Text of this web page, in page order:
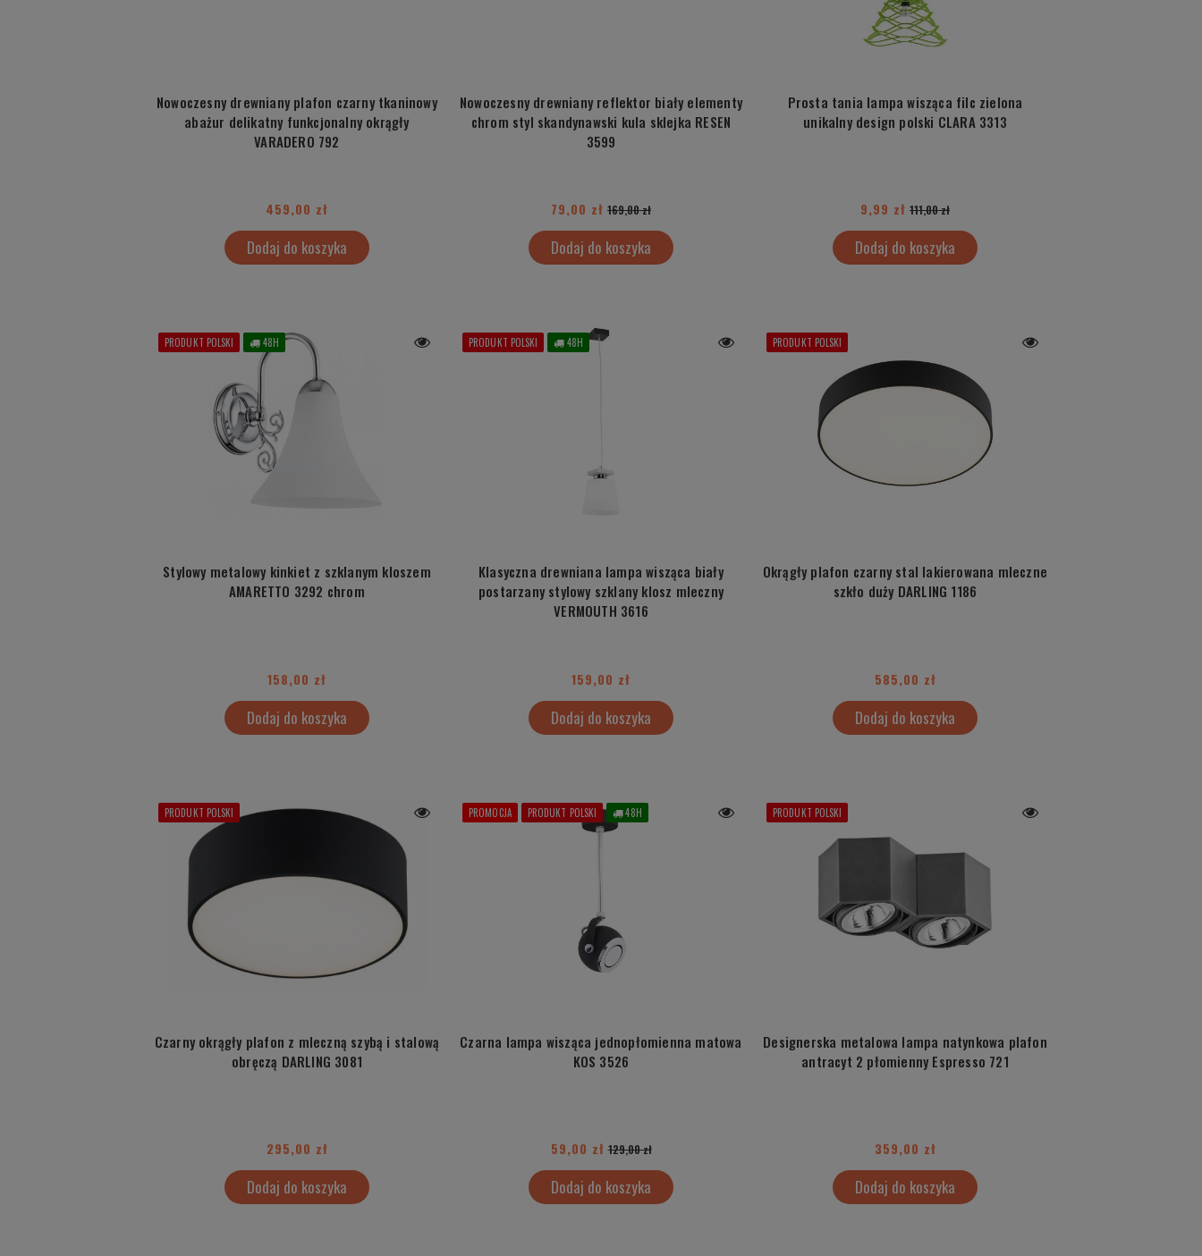
Nowoczesny drewniany plafon czarny tkaninowy
abażur delikatny funkcjonalny okrągły
VARADERO 792
459,00 zł
Dodaj do koszyka
Nowoczesny drewniany reflektor biały elementy
chrom styl skandynawski kula sklejka RESEN
3599
79,00 zł 169,00 zł
Dodaj do koszyka
Prosta tania lampa wisząca filc zielona
unikalny design polski CLARA 3313
9,99 zł 111,00 zł
Dodaj do koszyka
Stylowy metalowy kinkiet z szklanym kloszem
AMARETTO 3292 chrom
158,00 zł
Dodaj do koszyka
PRODUKT POLSKI 48H
Klasyczna drewniana lampa wisząca biały
postarzany stylowy szklany klosz mleczny
VERMOUTH 3616
159,00 zł
Dodaj do koszyka
PRODUKT POLSKI 48H
Okrągły plafon czarny stal lakierowana mleczne
szkło duży DARLING 1186
585,00 zł
Dodaj do koszyka
PRODUKT POLSKI
Czarny okrągły plafon z mleczną szybą i stalową
obręczą DARLING 3081
295,00 zł
Dodaj do koszyka
PRODUKT POLSKI
Czarna lampa wisząca jednopłomienna matowa
KOS 3526
59,00 zł 129,00 zł
Dodaj do koszyka
PROMOCJA PRODUKT POLSKI 48H
Designerska metalowa lampa natynkowa plafon
antracyt 2 płomienny Espresso 721
359,00 zł
Dodaj do koszyka
PRODUKT POLSKI